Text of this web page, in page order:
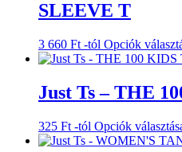
SLEEVE T
3 660 Ft -tól Opciók
Just Ts – THE
325 Ft -tól Opciók